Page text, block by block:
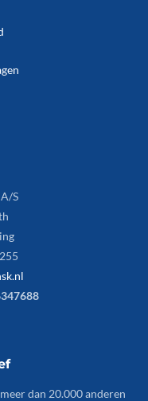
S
dan 20.000 anderen